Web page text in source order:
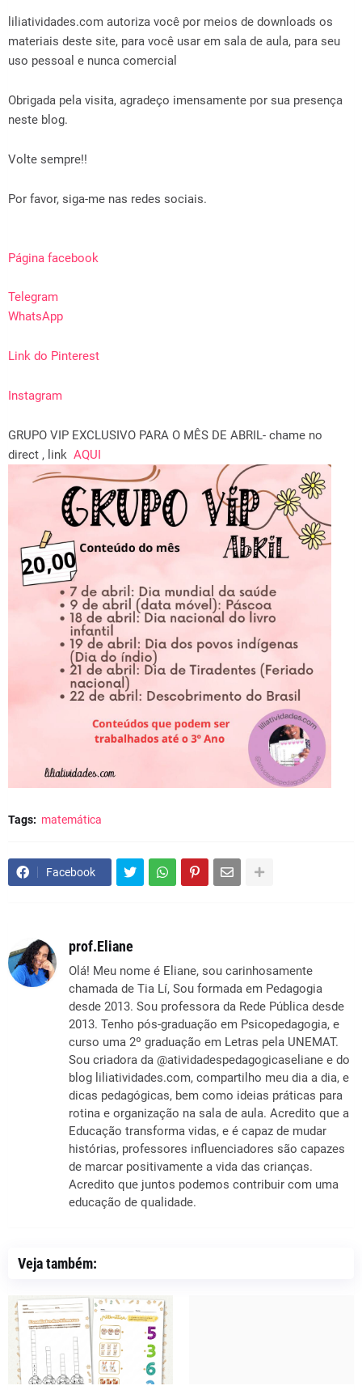
liliatividades.com autoriza você por meios de downloads os
materiais deste site, para você usar em sala de aula, para seu
uso pessoal e nunca comercial
Obrigada pela visita, agradeço imensamente por sua presença
neste blog.
Volte sempre!!
Por favor, siga-me nas redes sociais.
Página facebook
Telegram
WhatsApp
Link do Pinterest
Instagram
GRUPO VIP EXCLUSIVO PARA O MÊS DE ABRIL- chame no
direct , link AQUI
Tags: matemática
Facebook
prof.Eliane
Olá! Meu nome é Eliane, sou carinhosamente
chamada de Tia Lí, Sou formada em Pedagogia
desde 2013. Sou professora da Rede Pública desde
2013. Tenho pós-graduação em Psicopedagogia, e
curso uma 2º graduação em Letras pela UNEMAT.
Sou criadora da @atividadespedagogicaseliane e do
blog liliatividades.com, compartilho meu dia a dia, e
dicas pedagógicas, bem como ideias práticas para
rotina e organização na sala de aula. Acredito que a
Educação transforma vidas, e é capaz de mudar
histórias, professores influenciadores são capazes
de marcar positivamente a vida das crianças.
Acredito que juntos podemos contribuir com uma
educação de qualidade.
Veja também: